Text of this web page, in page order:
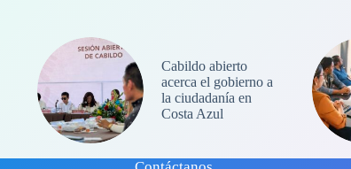
Cabildo abierto
acerca el gobierno a
la ciudadanía en
Costa Azul